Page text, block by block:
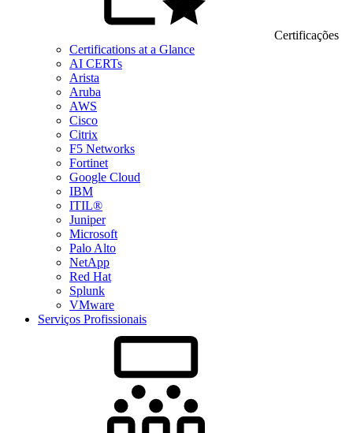
Certificações
Certifications at a Glance
AI CERTs
Arista
Aruba
AWS
Cisco
Citrix
F5 Networks
Fortinet
Google Cloud
IBM
ITIL®
Juniper
Microsoft
Palo Alto
NetApp
Red Hat
Splunk
VMware
Serviços Profissionais